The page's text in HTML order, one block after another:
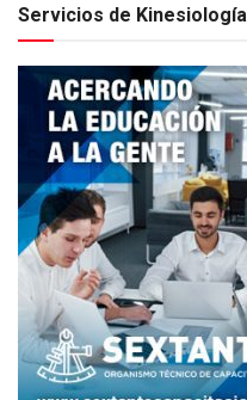
Servicios de Kinesiología